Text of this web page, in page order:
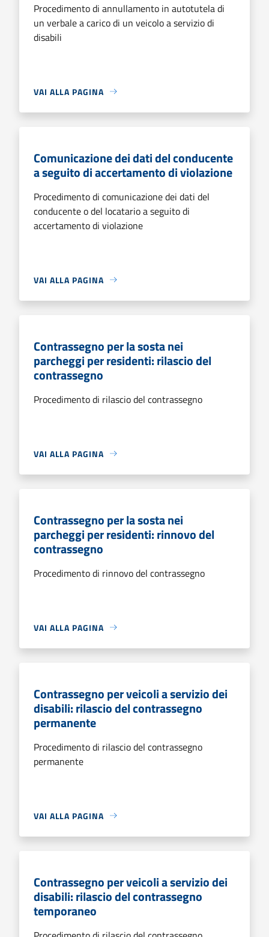
Procedimento di annullamento in autotutela di
un verbale a carico di un veicolo a servizio di
disabili
VAI ALLA PAGINA
Comunicazione dei dati del conducente
a seguito di accertamento di violazione
Procedimento di comunicazione dei dati del
conducente o del locatario a seguito di
accertamento di violazione
VAI ALLA PAGINA
Contrassegno per la sosta nei
parcheggi per residenti: rilascio del
contrassegno
Procedimento di rilascio del contrassegno
VAI ALLA PAGINA
Contrassegno per la sosta nei
parcheggi per residenti: rinnovo del
contrassegno
Procedimento di rinnovo del contrassegno
VAI ALLA PAGINA
Contrassegno per veicoli a servizio dei
disabili: rilascio del contrassegno
permanente
Procedimento di rilascio del contrassegno
permanente
VAI ALLA PAGINA
Contrassegno per veicoli a servizio dei
disabili: rilascio del contrassegno
temporaneo